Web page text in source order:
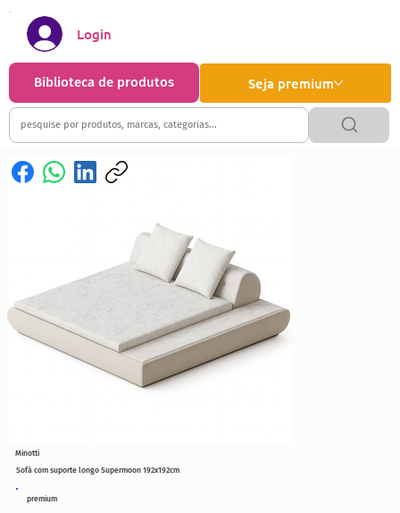
Seja premium
Biblioteca de produtos
Login
premium
Sofá com suporte longo Supermoon 192x192cm
Minotti